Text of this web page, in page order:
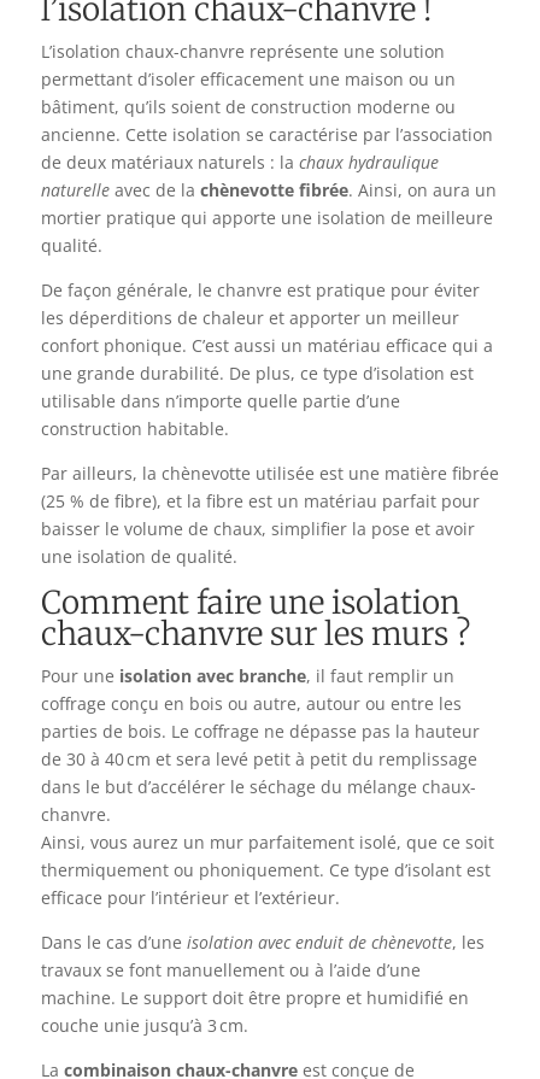
l’isolation chaux-chanvre !
L’isolation chaux-chanvre représente une solution
permettant d’isoler efficacement une maison ou un
bâtiment, qu’ils soient de construction moderne ou
ancienne. Cette isolation se caractérise par l’association
de deux matériaux naturels : la chaux hydraulique
naturelleavec de la chènevotte fibrée. Ainsi, on aura un
mortier pratique qui apporte une isolation de meilleure
qualité.
De façon générale, le chanvre est pratique pour éviter
les déperditions de chaleur et apporter un meilleur
confort phonique. C’est aussi un matériau efficace qui a
une grande durabilité. De plus, ce type d’isolation est
utilisable dans n’importe quelle partie d’une
construction habitable.
Par ailleurs, la chènevotte utilisée est une matière fibrée
(25 % de fibre), et la fibre est un matériau parfait pour
baisser le volume de chaux, simplifier la pose et avoir
une isolation de qualité.
Comment faire une isolation
chaux-chanvre sur les murs ?
Pour une isolation avec branche, il faut remplir un
coffrage conçu en bois ou autre, autour ou entre les
parties de bois. Le coffrage ne dépasse pas la hauteur
de 30 à 40 cm et sera levé petit à petit du remplissage
dans le but d’accélérer le séchage du mélange chaux-
chanvre.
Ainsi, vous aurez un mur parfaitement isolé, que ce soit
thermiquement ou phoniquement. Ce type d’isolant est
efficace pour l’intérieur et l’extérieur.
Dans le cas d’une isolation avec enduit de chènevotte, les
travaux se font manuellement ou à l’aide d’une
machine. Le support doit être propre et humidifié en
couche unie jusqu’à 3 cm.
La combinaison chaux-chanvre est conçue de